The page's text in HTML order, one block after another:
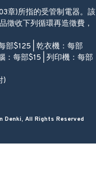
章)所指的受管制電器。該
徵收下列循環再造徵費，
部$125 | 乾衣機：每部
：每部$15 | 列印機：每部
)
Denki, All Rights Reserved